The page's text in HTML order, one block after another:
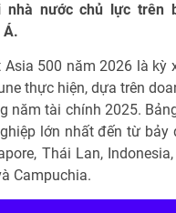
nhà nước chủ lực trên
Á.
Asia 500 năm 2026 là kỳ
thực hiện, dựa trên
năm tài chính 2025.
lớn nhất đến từ bảy
Thái Lan,
Campuchia.